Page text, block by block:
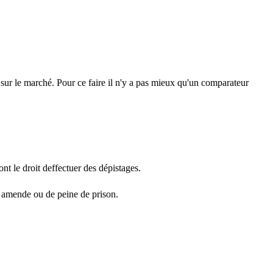
le marché. Pour ce faire il n'y a pas mieux qu'un comparateur
le droit deffectuer des dépistages.
ou de peine de prison.